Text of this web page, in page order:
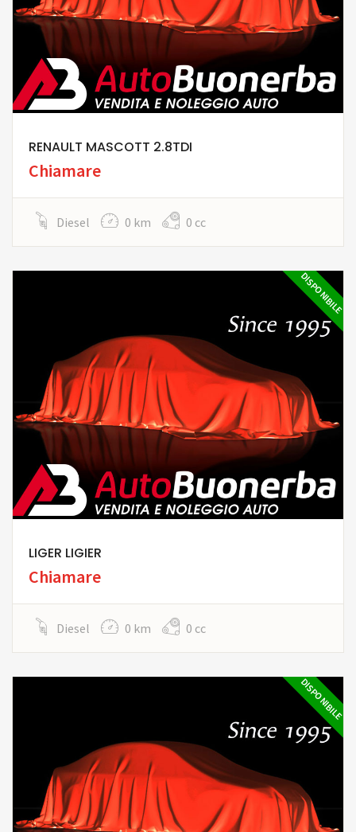
RENAULT MASCOTT 2.8TDI
Chiamare
Diesel 0 km 0 cc
DISPONIBILE
LIGER LIGIER
Chiamare
Diesel 0 km 0 cc
DISPONIBILE